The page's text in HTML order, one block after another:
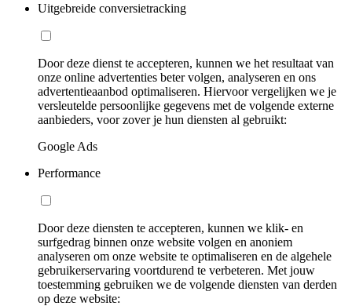
Uitgebreide conversietracking
Door deze dienst te accepteren, kunnen we het resultaat van
onze online advertenties beter volgen, analyseren en ons
advertentieaanbod optimaliseren. Hiervoor vergelijken we je
versleutelde persoonlijke gegevens met de volgende externe
aanbieders, voor zover je hun diensten al gebruikt:
Google Ads
Performance
Door deze diensten te accepteren, kunnen we klik- en
surfgedrag binnen onze website volgen en anoniem
analyseren om onze website te optimaliseren en de algehele
gebruikerservaring voortdurend te verbeteren. Met jouw
toestemming gebruiken we de volgende diensten van derden
op deze website: